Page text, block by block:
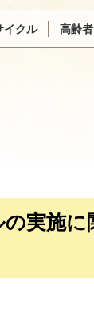
イクル 高齢
実施